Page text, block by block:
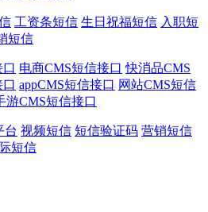
工资条短信 生日祝福短信 入职短
短信
电商CMS短信接口 快消品CMS
appCMS短信接口 网站CMS短信
游CMS短信接口
台 视频短信 短信验证码 营销短信
短信